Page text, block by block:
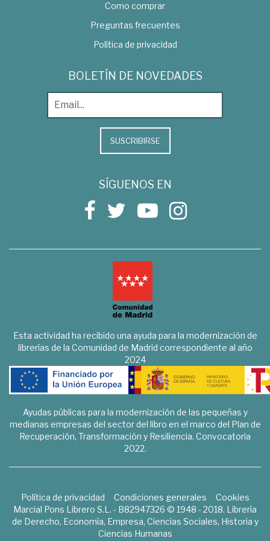
Como comprar
Preguntas frecuentes
Política de privacidad
BOLETÍN DE NOVEDADES
SUSCRIBIRSE
SÍGUENOS EN
Esta actividad ha recibido una ayuda para la modernización de
librerías de la Comunidad de Madrid correspondiente al año
2024
Ayudas públicas para la modernización de las pequeñas y
medianas empresas del sector del libro en el marco del Plan de
Recuperación, Transformación y Resiliencia. Convocatoria
2022.
Política de privacidad Condiciones generales
Cookies
Marcial Pons Librero S.L. - B82947326 © 1948 - 2018. Librería
de Derecho, Economía, Empresa, Ciencias Sociales, Historia y
Ciencias Humanas